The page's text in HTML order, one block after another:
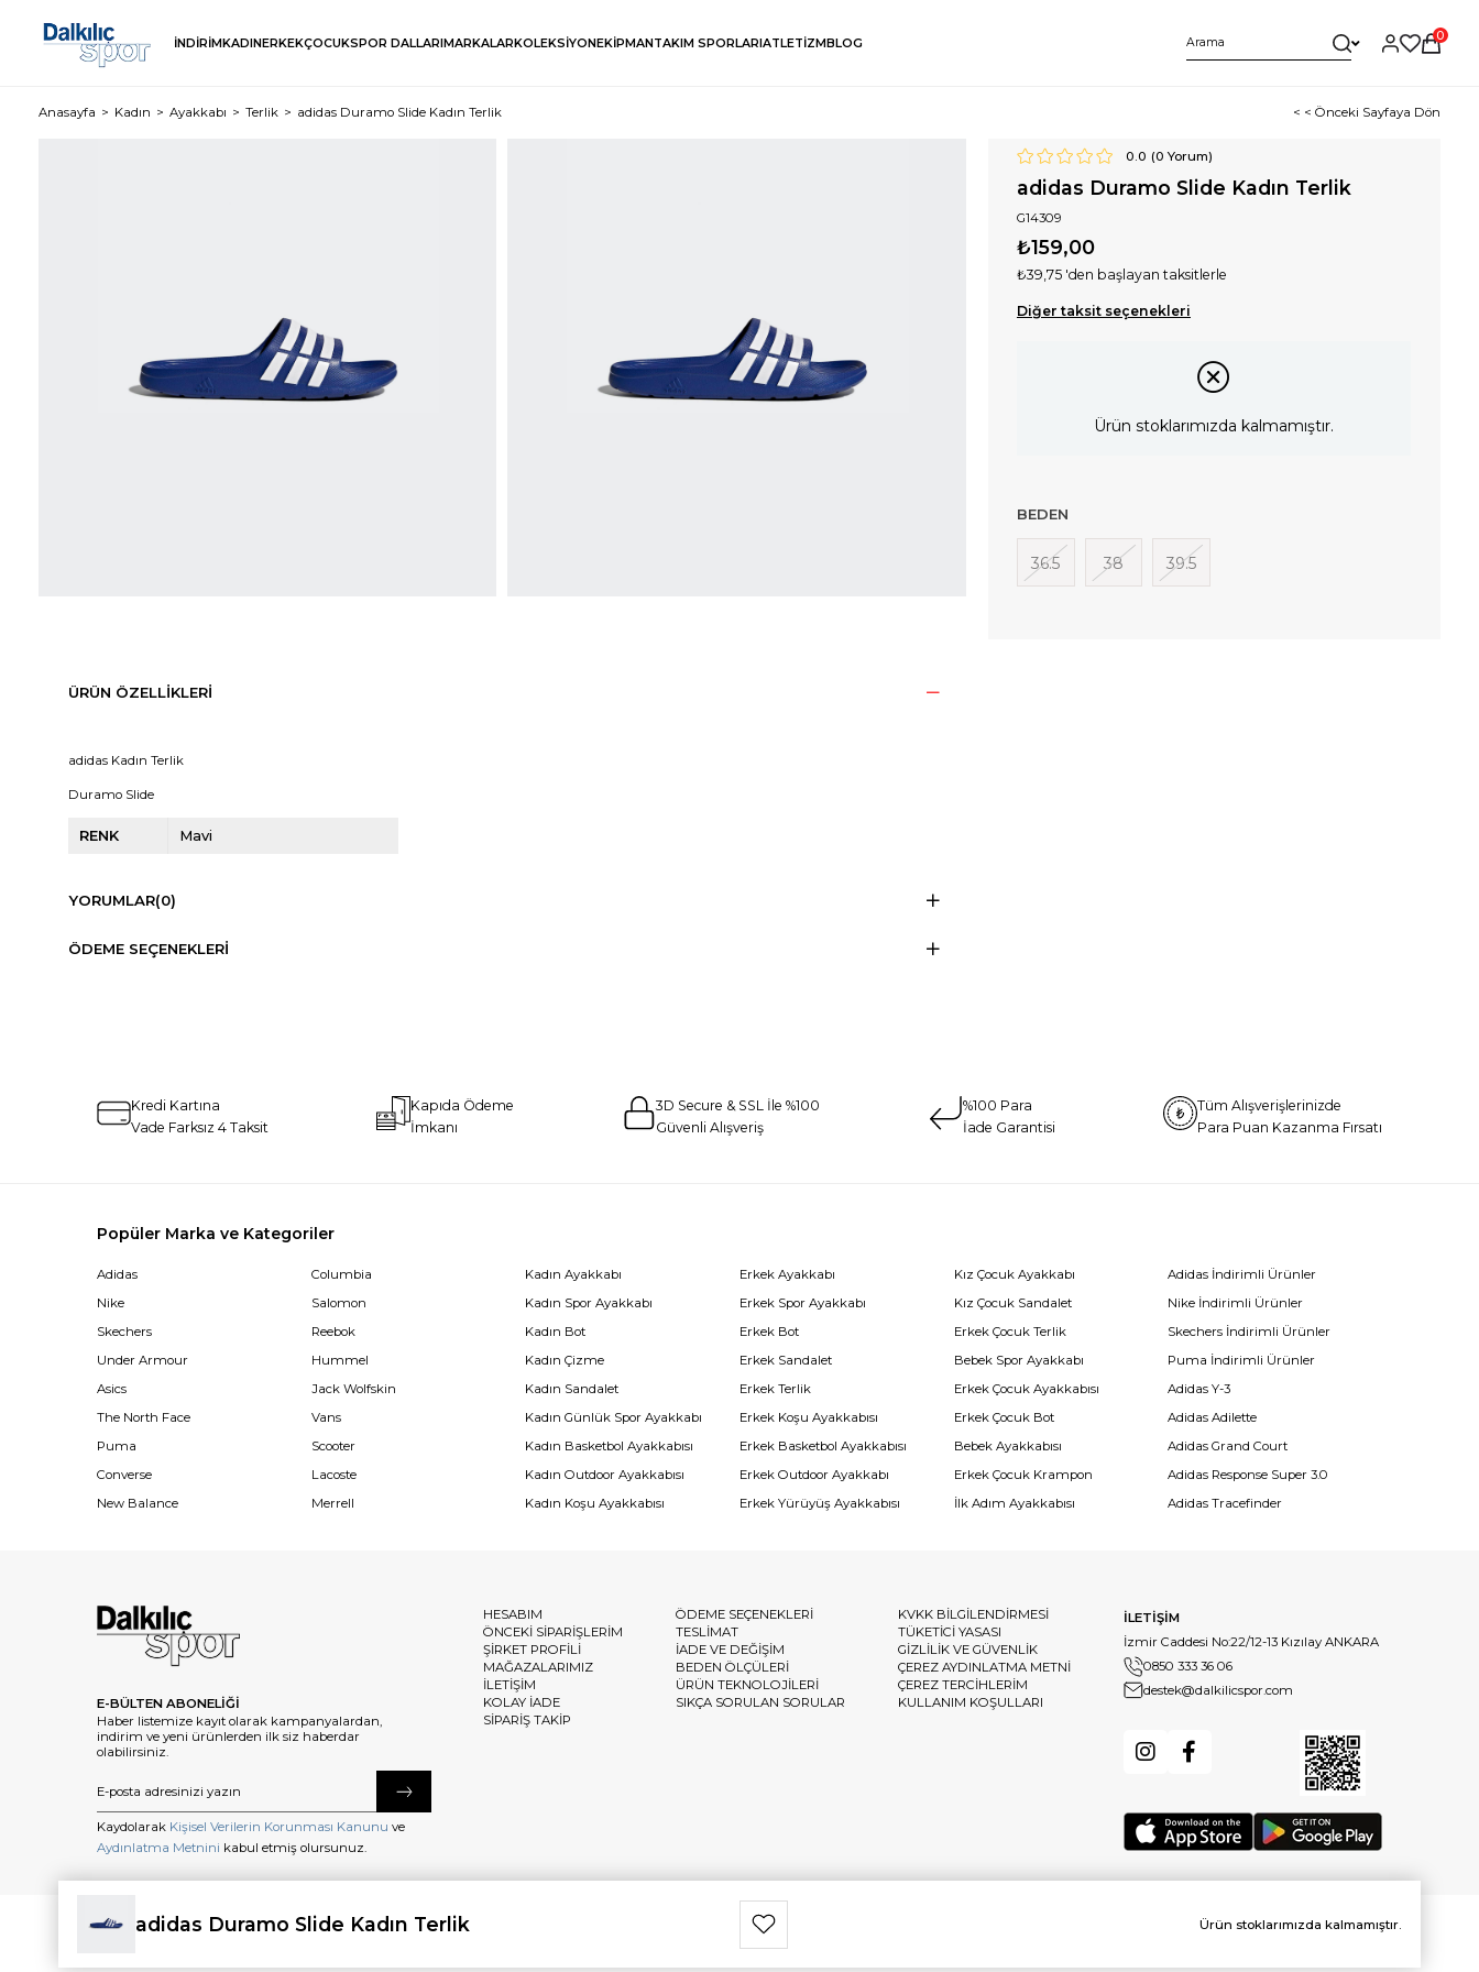
İNDİRİMKADINERKEKÇOCUKSPOR DALLARIMARKALARKOLEKSİYONEKİPMANTAKIM SPORLARIATLETİZMBLOG
0
Anasayfa Kadın Ayakkabı Terlik adidas Duramo Slide Kadın Terlik < < Önceki Sayfaya Dön
0.0 (0 Yorum)
adidas Duramo Slide Kadın Terlik
G14309
₺159,00
₺39,75 'den başlayan taksitlerle
Diğer taksit seçenekleri
Ürün stoklarımızda kalmamıştır.
BEDEN
36.5 38 39.5
ÜRÜN ÖZELLIKLERI
adidas Kadın Terlik
Duramo Slide
RENK Mavi
YORUMLAR(0)
ÖDEME SEÇENEKLERI
Kredi Kartına
Vade Farksız 4 Taksit
Kapıda Ödeme
İmkanı
3D Secure & SSL İle %100
Güvenli Alışveriş
%100 Para
İade Garantisi
Tüm Alışverişlerinizde
Para Puan Kazanma Fırsatı
Popüler Marka ve Kategoriler
Adidas
Nike
Skechers
Under Armour
Asics
The North Face
Puma
Converse
New Balance
Columbia
Salomon
Reebok
Hummel
Jack Wolfskin
Vans
Scooter
Lacoste
Merrell
Kadın Ayakkabı
Kadın Spor Ayakkabı
Kadın Bot
Kadın Çizme
Kadın Sandalet
Kadın Günlük Spor Ayakkabı
Kadın Basketbol Ayakkabısı
Kadın Outdoor Ayakkabısı
Kadın Koşu Ayakkabısı
Erkek Ayakkabı
Erkek Spor Ayakkabı
Erkek Bot
Erkek Sandalet
Erkek Terlik
Erkek Koşu Ayakkabısı
Erkek Basketbol Ayakkabısı
Erkek Outdoor Ayakkabı
Erkek Yürüyüş Ayakkabısı
Kız Çocuk Ayakkabı
Kız Çocuk Sandalet
Erkek Çocuk Terlik
Bebek Spor Ayakkabı
Erkek Çocuk Ayakkabısı
Erkek Çocuk Bot
Bebek Ayakkabısı
Erkek Çocuk Krampon
İlk Adım Ayakkabısı
Adidas İndirimli Ürünler
Nike İndirimli Ürünler
Skechers İndirimli Ürünler
Puma İndirimli Ürünler
Adidas Y-3
Adidas Adilette
Adidas Grand Court
Adidas Response Super 3.0
Adidas Tracefinder
E-BÜLTEN ABONELİĞİ
Haber listemize kayıt olarak kampanyalardan,
indirim ve yeni ürünlerden ilk siz haberdar
olabilirsiniz.
Kaydolarak Kişisel Verilerin Korunması Kanunu ve
Aydınlatma Metnini kabul etmiş olursunuz.
HESABIM
ÖNCEKİ SİPARİŞLERİM
ŞİRKET PROFİLİ
MAĞAZALARIMIZ
İLETİŞİM
KOLAY İADE
SİPARİŞ TAKİP
ÖDEME SEÇENEKLERİ
TESLİMAT
İADE VE DEĞİŞİM
BEDEN ÖLÇÜLERİ
ÜRÜN TEKNOLOJİLERİ
SIKÇA SORULAN SORULAR
KVKK BİLGİLENDİRMESİ
TÜKETİCİ YASASI
GİZLİLİK VE GÜVENLİK
ÇEREZ AYDINLATMA METNİ
ÇEREZ TERCİHLERİM
KULLANIM KOŞULLARI
İLETİŞİM
İzmir Caddesi No:22/12-13 Kızılay ANKARA
0850 333 36 06
destek@dalkilicspor.com
©2025 dalkilicspor.com.tr. Tüm Hakları Saklıdır.
adidas Duramo Slide Kadın Terlik Ürün stoklarımızda kalmamıştır.